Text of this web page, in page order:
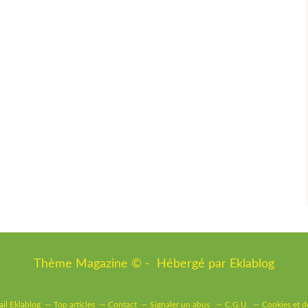
Thème Magazine © - Hébergé par Eklablog
Eklablog Top articles Contact Signaler un abus C.G.U. Cookies et